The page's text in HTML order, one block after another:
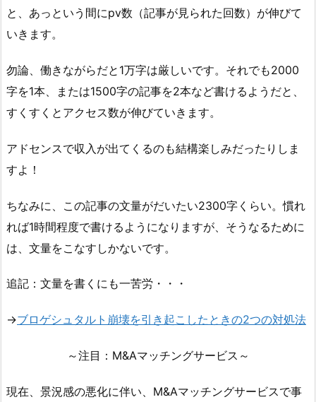
と、あっという間にpv数（記事が見られた回数）が伸びて
いきます。
勿論、働きながらだと1万字は厳しいです。それでも2000
字を1本、または1500字の記事を2本など書けるようだと、
すくすくとアクセス数が伸びていきます。
アドセンスで収入が出てくるのも結構楽しみだったりしま
すよ！
ちなみに、この記事の文量がだいたい2300字くらい。慣れ
れば1時間程度で書けるようになりますが、そうなるために
は、文量をこなすしかないです。
追記：文量を書くにも一苦労・・・
→ブロゲシュタルト崩壊を引き起こしたときの2つの対処法
～注目：M&Aマッチングサービス～
現在、景況感の悪化に伴い、M&Aマッチングサービスで事